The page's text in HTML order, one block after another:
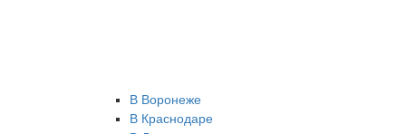
В Воронеже
В Краснодаре